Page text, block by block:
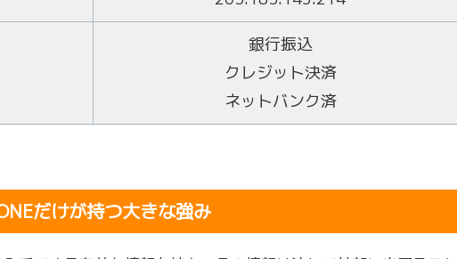
銀行振込
クレジット決済
ネットバンク済
だけが持つ大きな強み